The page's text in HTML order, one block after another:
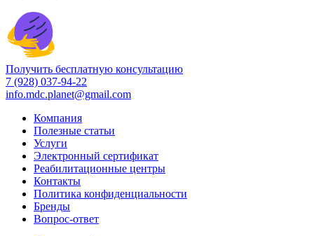
Получить бесплатную консультацию
7 (928) 037-94-22
info.mdc.planet@gmail.com
Компания
Полезные статьи
Услуги
Электронный сертификат
Реабилитационные центры
Контакты
Политика конфиденциальности
Бренды
Вопрос-ответ